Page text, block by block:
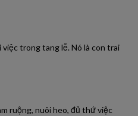
trong tang lễ. Nó là con trai
ruộng, nuôi heo, đủ thứ việc